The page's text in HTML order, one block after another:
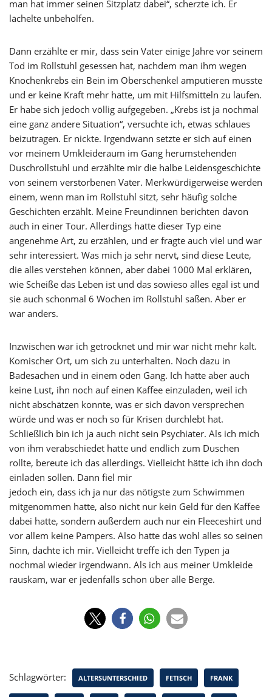
man hat immer seinen Sitzplatz dabei“, scherzte ich. Er
lächelte unbeholfen.
Dann erzählte er mir, dass sein Vater einige Jahre vor seinem
Tod im Rollstuhl gesessen hat, nachdem man ihm wegen
Knochenkrebs ein Bein im Oberschenkel amputieren musste
und er keine Kraft mehr hatte, um mit Hilfsmitteln zu laufen.
Er habe sich jedoch völlig aufgegeben. „Krebs ist ja nochmal
eine ganz andere Situation“, versuchte ich, etwas schlaues
beizutragen. Er nickte. Irgendwann setzte er sich auf einen
vor meinem Umkleideraum im Gang herumstehenden
Duschrollstuhl und erzählte mir die halbe Leidensgeschichte
von seinem verstorbenen Vater. Merkwürdigerweise werden
einem, wenn man im Rollstuhl sitzt, sehr häufig solche
Geschichten erzählt. Meine Freundinnen berichten davon
auch in einer Tour. Allerdings hatte dieser Typ eine
angenehme Art, zu erzählen, und er fragte auch viel und war
sehr interessiert. Was mich ja sehr nervt, sind diese Leute,
die alles verstehen können, aber dabei 1000 Mal erklären,
wie Scheiße das Leben ist und das sowieso alles egal ist und
sie auch schonmal 6 Wochen im Rollstuhl saßen. Aber er
war anders.
Inzwischen war ich getrocknet und mir war nicht mehr kalt.
Komischer Ort, um sich zu unterhalten. Noch dazu in
Badesachen und in einem öden Gang. Ich hatte aber auch
keine Lust, ihn noch auf einen Kaffee einzuladen, weil ich
nicht abschätzen konnte, was er sich davon versprechen
würde und was er noch so für Krisen durchlebt hat.
Schließlich bin ich ja auch nicht sein Psychiater. Als ich mich
von ihm verabschiedet hatte und endlich zum Duschen
rollte, bereute ich das allerdings. Vielleicht hätte ich ihn doch
einladen sollen. Dann fiel mir
jedoch ein, dass ich ja nur das nötigste zum Schwimmen
mitgenommen hatte, also nicht nur kein Geld für den Kaffee
dabei hatte, sondern außerdem auch nur ein Fleeceshirt und
vor allem keine Pampers. Also hatte das wohl alles so seinen
Sinn, dachte ich mir. Vielleicht treffe ich den Typen ja
nochmal wieder irgendwann. Als ich aus meiner Umkleide
rauskam, war er jedenfalls schon über alle Berge.
Schlagwörter: ALTERSUNTERSCHIED FETISCH FRANK